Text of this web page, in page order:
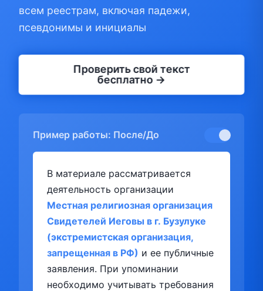
всем реестрам, включая падежи,
псевдонимы и инициалы
Проверить свой текст
бесплатно →
Пример работы: После/До
В материале рассматривается
деятельность организации
Местная религиозная организация
Свидетелей Иеговы в г. Бузулуке
(экстремистская организация,
запрещенная в РФ) и ее публичные
заявления. При упоминании
необходимо учитывать требования